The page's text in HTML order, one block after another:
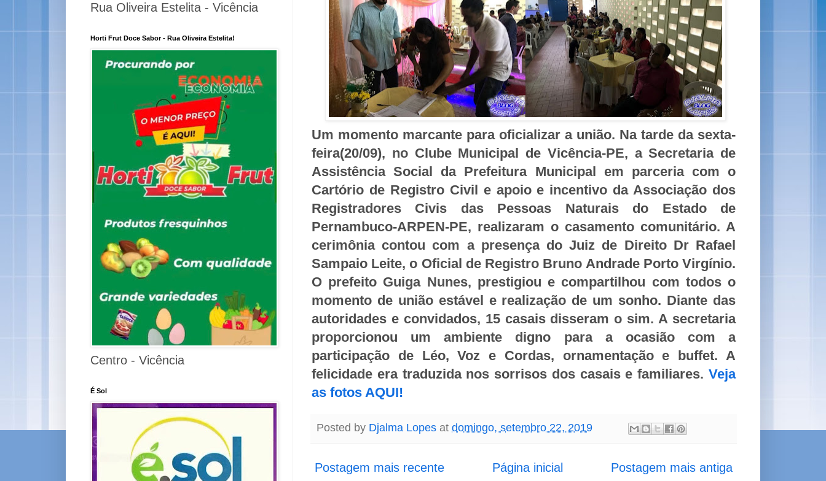
Um momento marcante para oficializar a união. Na tarde da sexta-
feira(20/09), no Clube Municipal de Vicência-PE, a Secretaria de
Assistência Social da Prefeitura Municipal em parceria com o
Cartório de Registro Civil e apoio e incentivo da Associação dos
Registradores Civis das Pessoas Naturais do Estado de
Pernambuco-ARPEN-PE, realizaram o casamento comunitário. A
cerimônia contou com a presença do Juiz de Direito Dr Rafael
Sampaio Leite, o Oficial de Registro Bruno Andrade Porto Virgínio.
O prefeito Guiga Nunes, prestigiou e compartilhou com todos o
momento de união estável e realização de um sonho. Diante das
autoridades e convidados, 15 casais disseram o sim. A secretaria
proporcionou um ambiente digno para a ocasião com a
participação de Léo, Voz e Cordas, ornamentação e buffet. A
felicidade era traduzida nos sorrisos dos casais e familiares. Veja
as fotos AQUI!
Posted by Djalma Lopes at domingo, setembro 22, 2019
Postagem mais recente Postagem mais antiga
Página inicial
Rua Oliveira Estelita - Vicência
Horti Frut Doce Sabor - Rua Oliveira Estelita!
Centro - Vicência
É Sol